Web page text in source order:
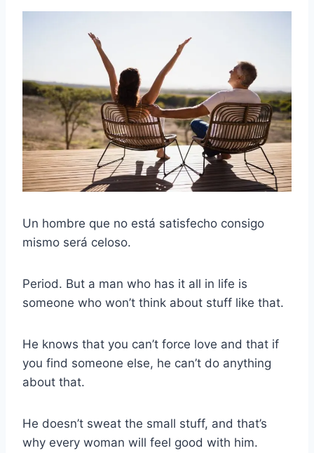
Un hombre que no está satisfecho consigo
mismo será celoso.
Period. But a man who has it all in life is
someone who won’t think about stuff like that.
He knows that you can’t force love and that if
you find someone else, he can’t do anything
about that.
He doesn’t sweat the small stuff, and that’s
why every woman will feel good with him.